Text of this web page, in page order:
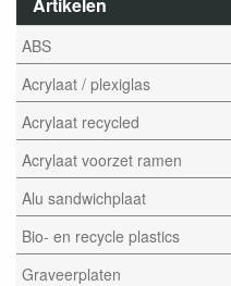
ABS
Acrylaat / plexiglas
Acrylaat recycled
Acrylaat voorzet ramen
Alu sandwichplaat
Bio- en recycle plastics
Graveerplaten